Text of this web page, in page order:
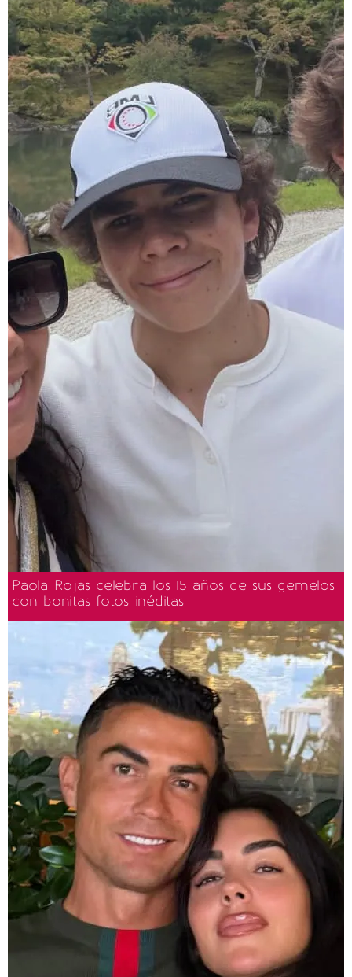
Paola Rojas celebra los 15 años de sus gemelos
con bonitas fotos inéditas